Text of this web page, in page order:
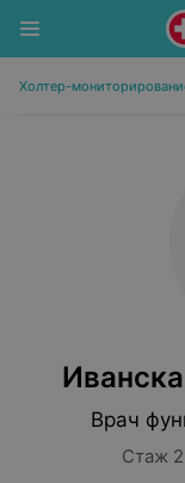
Холтер-
Врач
Стаж